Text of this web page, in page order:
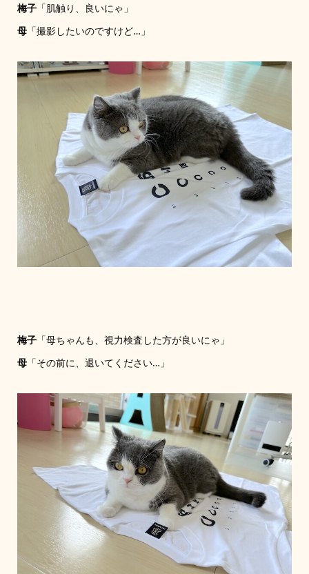
梅子「肌触り、良いにゃ」
母「撮影したいのですけど…」
梅子「母ちゃんも、視力検査した方が良いにゃ」
母「その前に、退いてください…」